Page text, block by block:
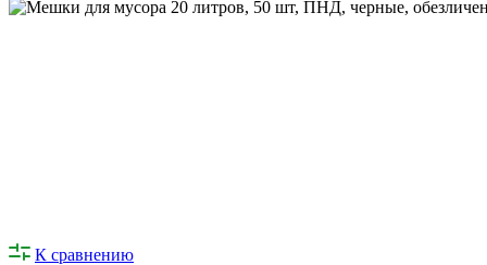
К сравнению